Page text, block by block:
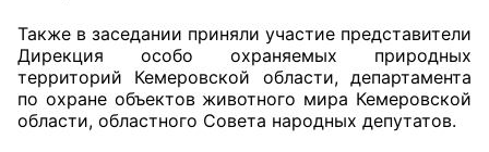
Главная
Общественные советы
Общественные советы при территориальных
Также в заседании приняли участие представители
Дирекция особо охраняемых природных
территорий Кемеровской области, департамента
по охране объектов животного мира Кемеровской
области, областного Совета народных депутатов.